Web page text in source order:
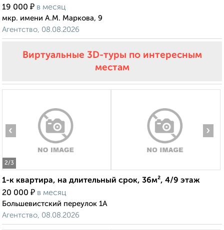
19 000 ₽ в месяц
мкр. имени А.М. Маркова, 9
Агентство, 08.08.2026
Виртуальные 3D-туры по интересным
местам
2/3
‹ ›
1-к квартира, на длительный срок, 36м², 4/9 этаж
20 000 ₽ в месяц
Большевистский переулок 1А
Агентство, 08.08.2026